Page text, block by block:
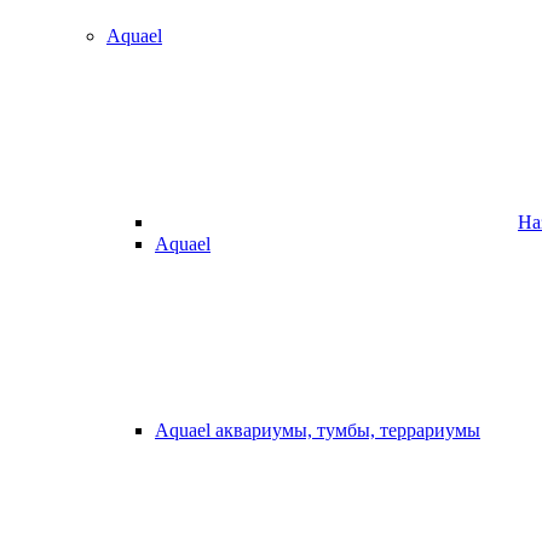
Aquael
Aquael
Aquael аквариумы, тумбы, террариумы